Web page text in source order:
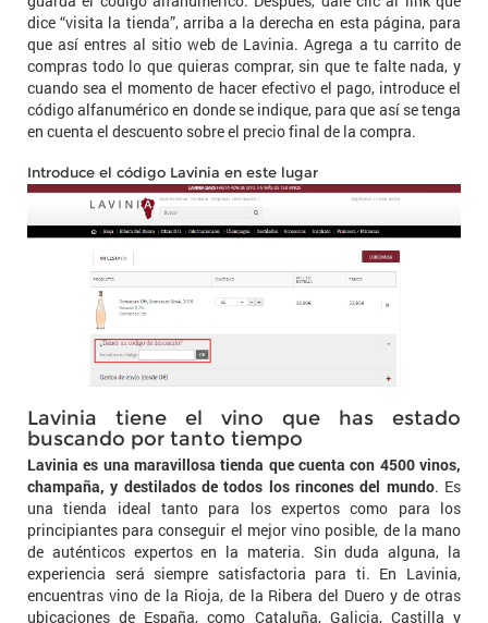
dice “visita la tienda”, arriba a la derecha en esta página, para
que así entres al sitio web de Lavinia. Agrega a tu carrito de
compras todo lo que quieras comprar, sin que te falte nada, y
cuando sea el momento de hacer efectivo el pago, introduce el
código alfanumérico en donde se indique, para que así se tenga
en cuenta el descuento sobre el precio final de la compra.
Introduce el código Lavinia en este lugar
Lavinia tiene el vino que has estado
buscando por tanto tiempo
Lavinia es una maravillosa tienda que cuenta con 4500 vinos,
champaña, y destilados de todos los rincones del mundo. Es
una tienda ideal tanto para los expertos como para los
principiantes para conseguir el mejor vino posible, de la mano
de auténticos expertos en la materia. Sin duda alguna, la
experiencia será siempre satisfactoria para ti. En Lavinia,
encuentras vino de la Rioja, de la Ribera del Duero y de otras
ubicaciones de España, como Cataluña, Galicia, Castilla y